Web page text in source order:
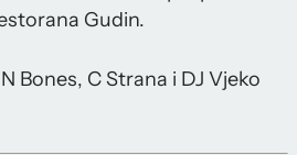
Gudin.
Bones, C Strana i DJ Vjeko